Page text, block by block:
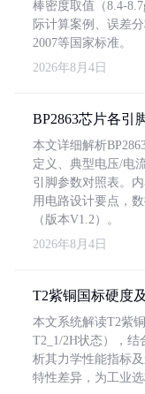
棒密度取值（8.4-
际计算案例、误差
2007等国家标准。
2026年8月4日
BP2863芯片各引
本文详细解析
定义、典型电压/电
引脚参数对照表。
用电路设计要点，
（版本V1.2）。
2026年8月4日
T2紫铜国标硬度
本文系统解读T2紫
T2_1/2H状态），结
析其力学性能指标
特性差异，为工业选